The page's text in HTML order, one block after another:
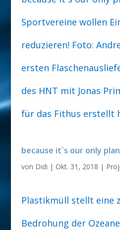
Sportvereine wollen
reduzieren! Foto:
ersten
des HNT mit Jonas
für das Fithus erstellt
because it`s our only
von Didi | Okt. 31, 2018 |
Plastikmüll stellt eine
Bedrohung der